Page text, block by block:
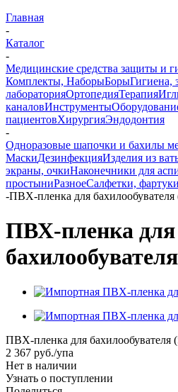
Главная
-
Каталог
-
Медицинские средства защиты и
Комплекты, НаборыБорыГигиена,
лабораторияОртопедияТерапия
каналовИнструменты
пациентовХирургияЭндодонтия
-
Одноразовые шапочки и бахилы
МаскиДезинфекцияИзделия из
экраны, очкиНаконечники для
простыниРазноеСалфетки, фартуки
-ПВХ-пленка для бахилообувателя
ПВХ-пленка для
ПВХ-пленка для бахилообувателя
2 367 руб./упа
Нет в наличии
Узнать о поступлении